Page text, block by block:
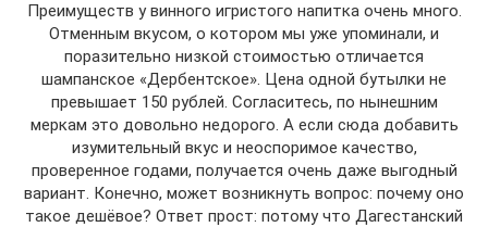
Преимуществ у винного игристого напитка очень много.
Отменным вкусом, о котором мы уже упоминали, и
поразительно низкой стоимостью отличается
шампанское «Дербентское». Цена одной бутылки не
превышает 150 рублей. Согласитесь, по нынешним
меркам это довольно недорого. А если сюда добавить
изумительный вкус и неоспоримое качество,
проверенное годами, получается очень даже выгодный
вариант. Конечно, может возникнуть вопрос: почему оно
такое дешёвое? Ответ прост: потому что Дагестанский